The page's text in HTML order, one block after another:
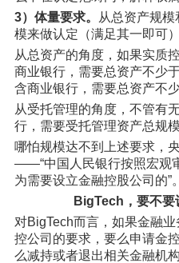
3）体量要求。
从总资产规
模来做认定（满足其一即可）
从总资产的角度，如果实质
商业银行，需要总资产不少
含商业银行，需要总资产不
从受托管理的角度，不管有
行，需要受托管理资产总规
哪怕规模达不到上述要求，
——“中国人民银行按照宏观
为需要设立金融控股公司的”。
BigTech，要不要
对BigTech而言，如果金融
控公司的要求，要么申请金
么减持或者退出相关金融机构